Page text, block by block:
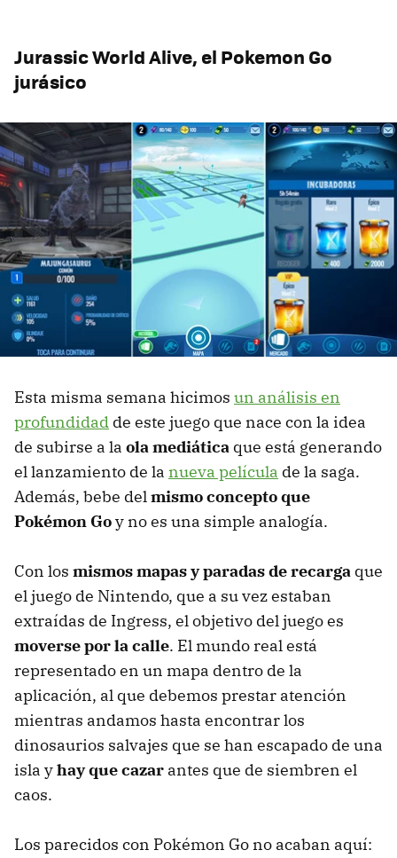
Jurassic World Alive, el Pokemon Go
jurásico
Esta misma semana hicimos un análisis en
profundidad de este juego que nace con la idea
de subirse a la ola mediática que está generando
el lanzamiento de la nueva película de la saga.
Además, bebe del mismo concepto que
Pokémon Goy no es una simple analogía.
Con los mismos mapas y paradas de recarga que
el juego de Nintendo, que a su vez estaban
extraídas de Ingress, el objetivo del juego es
moverse por la calle. El mundo real está
representado en un mapa dentro de la
aplicación, al que debemos prestar atención
mientras andamos hasta encontrar los
dinosaurios salvajes que se han escapado de una
isla yhay que cazar antes que de siembren el
caos.
Los parecidos con Pokémon Go no acaban aquí: